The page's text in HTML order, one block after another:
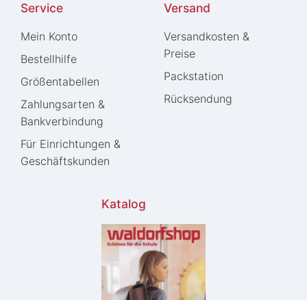
Service
Mein Konto
Bestellhilfe
Größentabellen
Zahlungsarten &
Bankverbindung
Für Einrichtungen &
Geschäftskunden
Versand
Versandkosten &
Preise
Packstation
Rücksendung
Katalog